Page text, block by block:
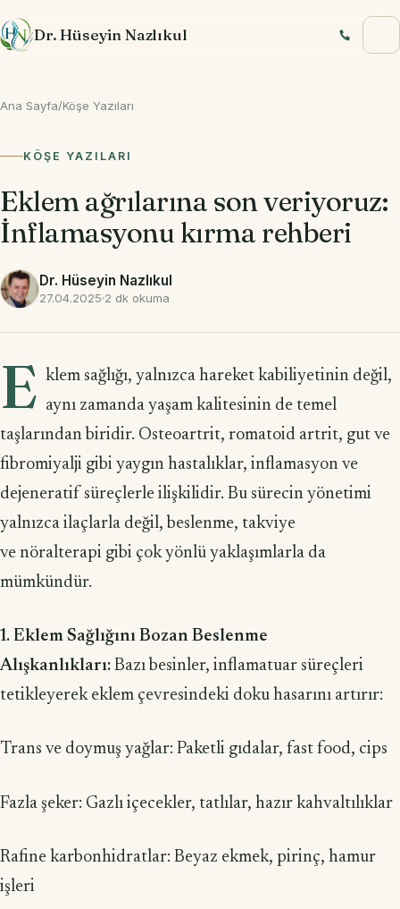
Dr. Hüseyin Nazlıkul
Ana Sayfa/Köşe Yazıları
KÖŞE YAZILARI
Eklem ağrılarına son veriyoruz:
İnflamasyonu kırma rehberi
Dr. Hüseyin Nazlıkul
27.04.2025 2 dk okuma
E klem sağlığı, yalnızca hareket kabiliyetinin değil,
aynı zamanda yaşam kalitesinin de temel
taşlarından biridir. Osteoartrit, romatoid artrit, gut ve
fibromiyalji gibi yaygın hastalıklar, inflamasyon ve
dejeneratif süreçlerle ilişkilidir. Bu sürecin yönetimi
yalnızca ilaçlarla değil, beslenme, takviye
ve nöralterapi gibi çok yönlü yaklaşımlarla da
mümkündür.
1. Eklem Sağlığını Bozan Beslenme
Alışkanlıkları: Bazı besinler, inflamatuar süreçleri
tetikleyerek eklem çevresindeki doku hasarını artırır:
Trans ve doymuş yağlar: Paketli gıdalar, fast food, cips
Fazla şeker: Gazlı içecekler, tatlılar, hazır kahvaltılıklar
Rafine karbonhidratlar: Beyaz ekmek, pirinç, hamur
işleri